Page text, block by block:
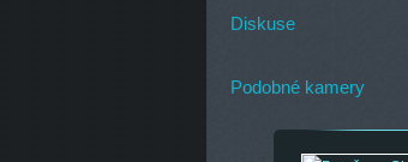
Diskuse
Podobné kamery